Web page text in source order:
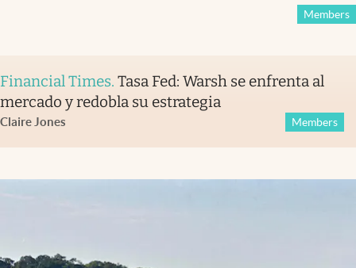
Members
Financial Times. Tasa Fed: Warsh se enfrenta al
mercado y redobla su estrategia
Claire Jones Members